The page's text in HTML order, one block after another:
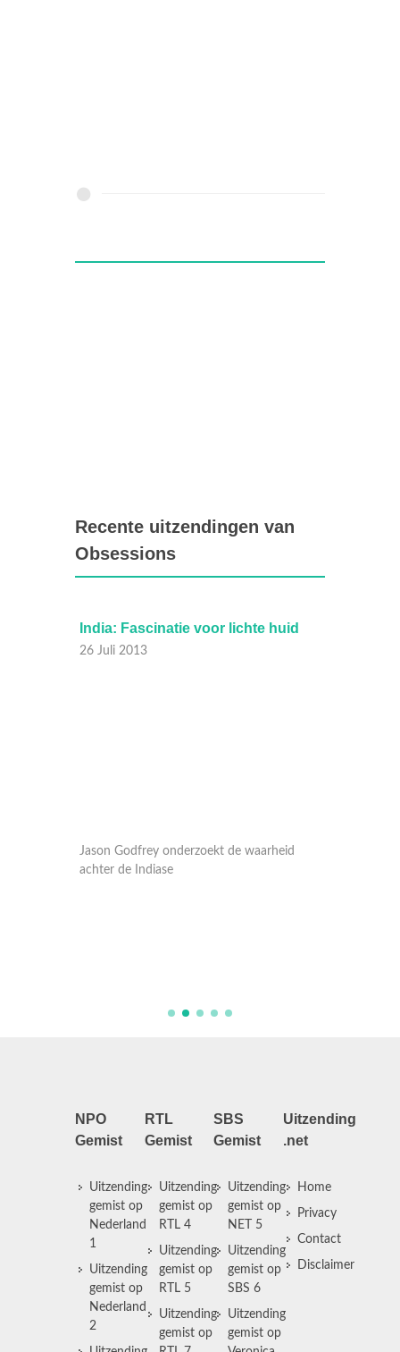
Recente uitzendingen van
Obsessions
India: Fascinatie voor lichte huid
26 Juli 2013
Jason Godfrey onderzoekt de waarheid
achter de Indiase
NPO
Gemist
Uitzending
gemist op
Nederland
1
Uitzending
gemist op
Nederland
2
RTL
Gemist
Uitzending
gemist op
RTL 4
Uitzending
gemist op
RTL 5
Uitzending
gemist op
SBS
Gemist
Uitzending
gemist op
NET 5
Uitzending
gemist op
SBS 6
Uitzending
gemist op
Uitzending
.net
Home
Privacy
Contact
Disclaimer